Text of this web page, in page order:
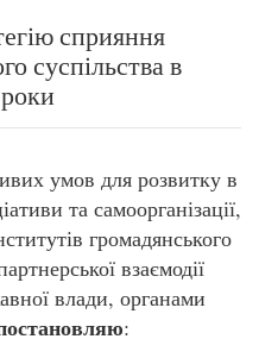
сприяння
суспільства в
умов для розвитку в
та самоорганізації,
громадянського
взаємодії
влади, органами
: